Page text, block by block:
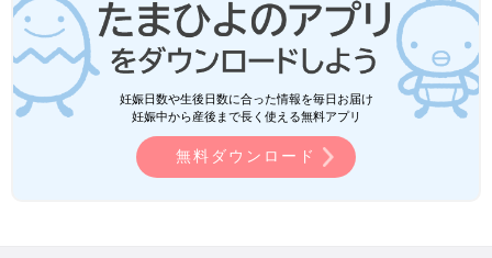
妊娠日数や生後日数に合った情報を毎日お届け
妊娠中から産後まで長く使える無料アプリ
無料ダウンロード